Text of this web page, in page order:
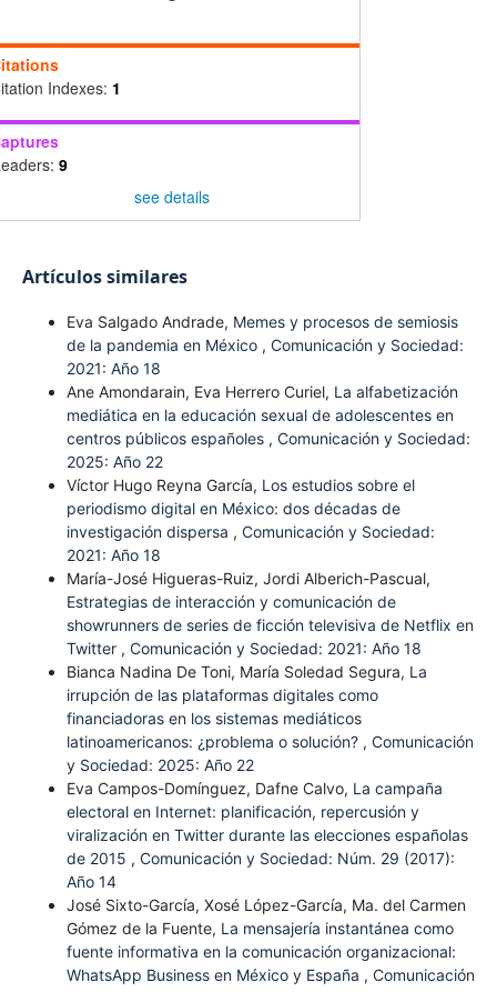
Indexes: 1
9
see details
Artículos similares
Eva Salgado Andrade, Memes y procesos de semiosis
de la pandemia en México , Comunicación y Sociedad:
2021: Año 18
Ane Amondarain, Eva Herrero Curiel, La alfabetización
mediática en la educación sexual de adolescentes en
centros públicos españoles , Comunicación y Sociedad:
2025: Año 22
Víctor Hugo Reyna García, Los estudios sobre el
periodismo digital en México: dos décadas de
investigación dispersa , Comunicación y Sociedad:
2021: Año 18
María-José Higueras-Ruiz, Jordi Alberich-Pascual,
Estrategias de interacción y comunicación de
showrunners de series de ficción televisiva de Netflix en
Twitter , Comunicación y Sociedad: 2021: Año 18
Bianca Nadina De Toni, María Soledad Segura, La
irrupción de las plataformas digitales como
financiadoras en los sistemas mediáticos
latinoamericanos: ¿problema o solución? , Comunicación
y Sociedad: 2025: Año 22
Eva Campos-Domínguez, Dafne Calvo, La campaña
electoral en Internet: planificación, repercusión y
viralización en Twitter durante las elecciones españolas
de 2015 , Comunicación y Sociedad: Núm. 29 (2017):
Año 14
José Sixto-García, Xosé López-García, Ma. del Carmen
Gómez de la Fuente, La mensajería instantánea como
fuente informativa en la comunicación organizacional:
WhatsApp Business en México y España , Comunicación